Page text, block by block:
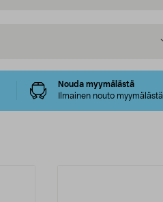
Nouda myymälästä
Ilmainen nouto myymälästä